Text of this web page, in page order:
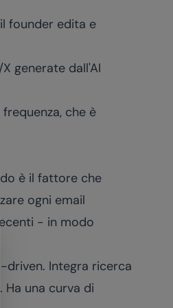
founder edita e
generate dall'AI
che è
è il fattore che
ogni email
- in modo
Integra ricerca
una curva di